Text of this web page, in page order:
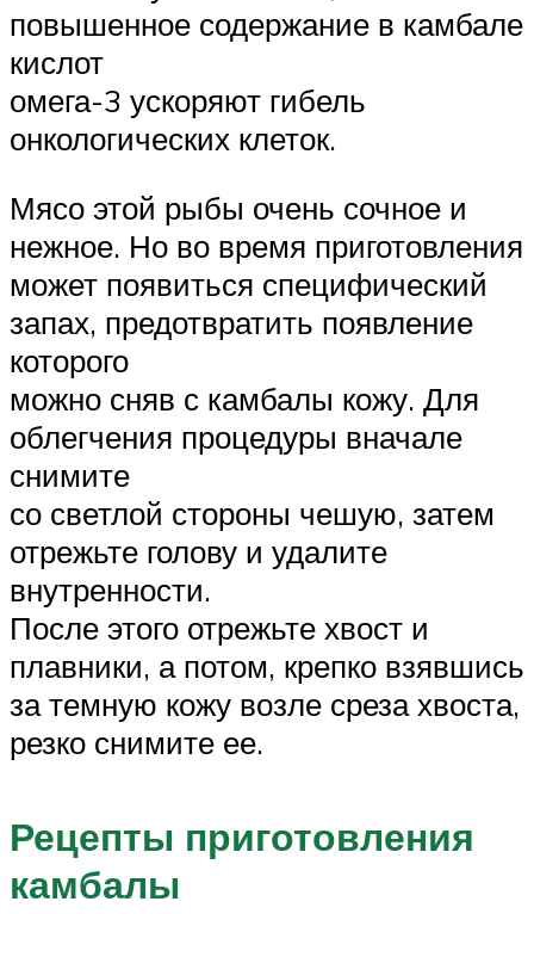
повышенное содержание в камбале
кислот
омега-3 ускоряют гибель
онкологических клеток.
Мясо этой рыбы очень сочное и
нежное. Но во время приготовления
может появиться специфический
запах, предотвратить появление
которого
можно сняв с камбалы кожу. Для
облегчения процедуры вначале
снимите
со светлой стороны чешую, затем
отрежьте голову и удалите
внутренности.
После этого отрежьте хвост и
плавники, а потом, крепко взявшись
за темную кожу возле среза хвоста,
резко снимите ее.
Рецепты приготовления
камбалы